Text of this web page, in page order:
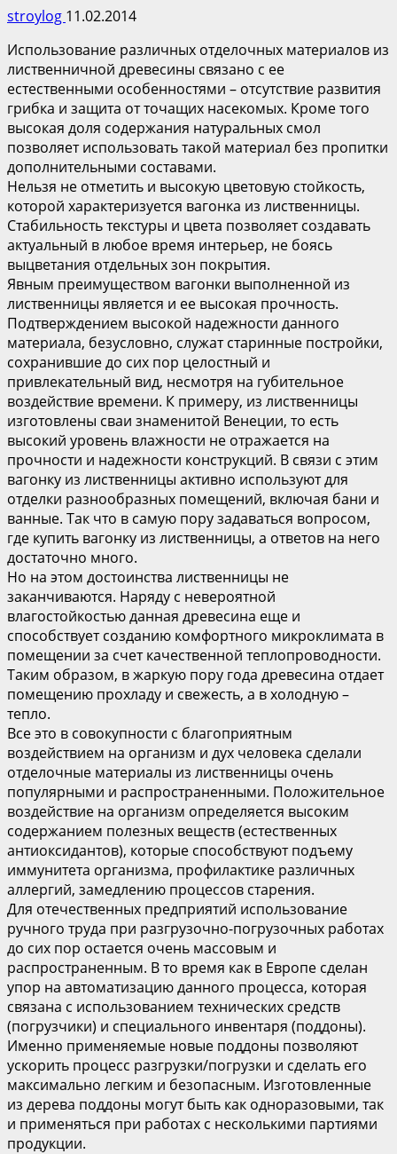
stroylog 11.02.2014
Использование различных отделочных материалов из
лиственничной древесины связано с ее
естественными особенностями – отсутствие развития
грибка и защита от точащих насекомых. Кроме того
высокая доля содержания натуральных смол
позволяет использовать такой материал без пропитки
дополнительными составами.
Нельзя не отметить и высокую цветовую стойкость,
которой характеризуется вагонка из лиственницы.
Стабильность текстуры и цвета позволяет создавать
актуальный в любое время интерьер, не боясь
выцветания отдельных зон покрытия.
Явным преимуществом вагонки выполненной из
лиственницы является и ее высокая прочность.
Подтверждением высокой надежности данного
материала, безусловно, служат старинные постройки,
сохранившие до сих пор целостный и
привлекательный вид, несмотря на губительное
воздействие времени. К примеру, из лиственницы
изготовлены сваи знаменитой Венеции, то есть
высокий уровень влажности не отражается на
прочности и надежности конструкций. В связи с этим
вагонку из лиственницы активно используют для
отделки разнообразных помещений, включая бани и
ванные. Так что в самую пору задаваться вопросом,
где купить вагонку из лиственницы, а ответов на него
достаточно много.
Но на этом достоинства лиственницы не
заканчиваются. Наряду с невероятной
влагостойкостью данная древесина еще и
способствует созданию комфортного микроклимата в
помещении за счет качественной теплопроводности.
Таким образом, в жаркую пору года древесина отдает
помещению прохладу и свежесть, а в холодную –
тепло.
Все это в совокупности с благоприятным
воздействием на организм и дух человека сделали
отделочные материалы из лиственницы очень
популярными и распространенными. Положительное
воздействие на организм определяется высоким
содержанием полезных веществ (естественных
антиоксидантов), которые способствуют подъему
иммунитета организма, профилактике различных
аллергий, замедлению процессов старения.
Для отечественных предприятий использование
ручного труда при разгрузочно-погрузочных работах
до сих пор остается очень массовым и
распространенным. В то время как в Европе сделан
упор на автоматизацию данного процесса, которая
связана с использованием технических средств
(погрузчики) и специального инвентаря (поддоны).
Именно применяемые новые поддоны позволяют
ускорить процесс разгрузки/погрузки и сделать его
максимально легким и безопасным. Изготовленные
из дерева поддоны могут быть как одноразовыми, так
и применяться при работах с несколькими партиями
продукции.